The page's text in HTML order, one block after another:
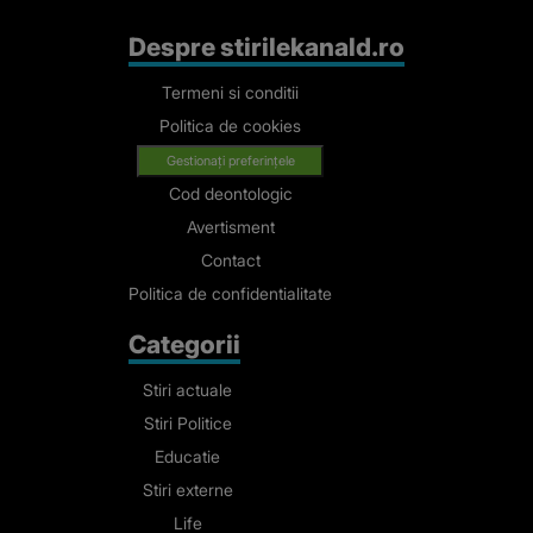
Despre stirilekanald.ro
Termeni si conditii
Politica de cookies
Gestionați preferințele
Cod deontologic
Avertisment
Contact
Politica de confidentialitate
Categorii
Stiri actuale
Stiri Politice
Educatie
Stiri externe
Life